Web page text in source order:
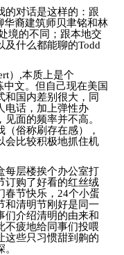
的对话是这样的：跟
华裔建筑师贝聿铭和林
境的不同；跟本地交
及什么都能聊的Todd
） ,本质上是个
文。但自己现在美国
和国内差别很大，同
电话，加上弹性办
面的频率并不高。
俗称刷存在感），
会比较积极地抓住机
每层楼挨个办公室打
订购了好看的红丝绒
节快乐， 24个小蛋
和清明节刚好是同一
们介绍清明的由来和
不疲地给同事们投喂
这些只习惯甜到齁的